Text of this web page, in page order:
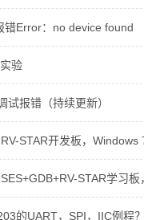
错Error：no device found
验
试报错（持续更新）
RV-STAR开发板，
STAR学习板
的UART，SPI，IIC例程？